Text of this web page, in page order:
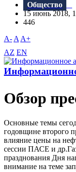
Общество
15 июнь 2018,
446
A- A A+
AZ EN
Обзор
Основные темы
годовщине второго
влияние цены на
сессии ПАСЕ и
празднования Дня
внимание на теме